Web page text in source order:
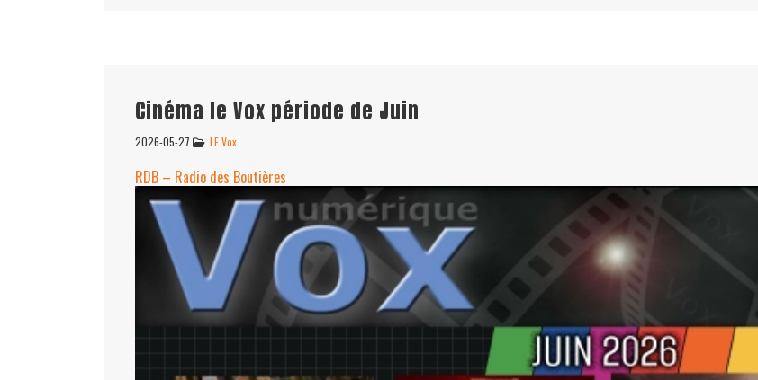
Cinéma le Vox période de Juin
2026-05-27 LE Vox
RDB – Radio des Boutières